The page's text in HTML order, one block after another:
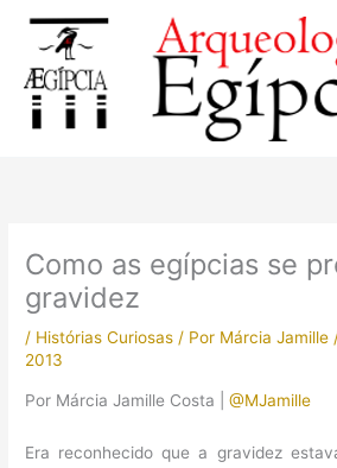
conteúdo
Como as egípcias se
gravidez
/ Histórias Curiosas / Por Márcia Jamille
2013
Por Márcia Jamille Costa |@MJamille
Era reconhecido que a gravidez